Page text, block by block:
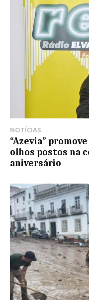
NOTÍCIAS
“Azevia”
olhos postos na
aniversário